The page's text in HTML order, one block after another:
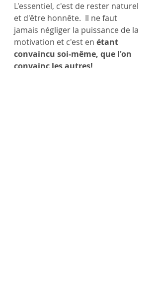
L'essentiel, c'est de rester naturel
et d'être honnête.  Il ne faut
jamais négliger la puissance de la
motivation et c'est en étant
convaincu soi-même, que l'on
convainc les autres!